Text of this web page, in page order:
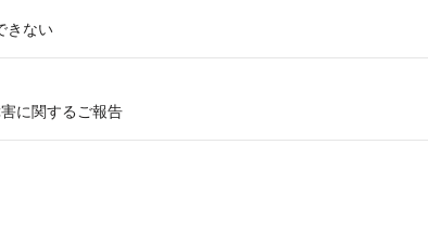
きない
に関するご報告